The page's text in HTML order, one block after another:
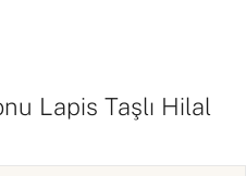
Lapis Taşlı Hilal